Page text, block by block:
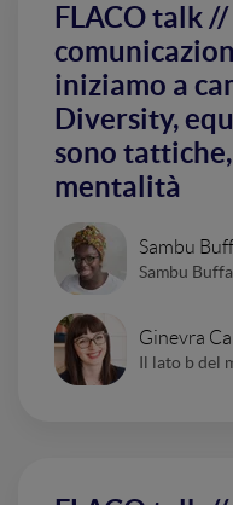
FLACO talk
iniziamo a
Diversity,
sono
mentalità
Sambu
Sambu
Ginevra
Il lato b del